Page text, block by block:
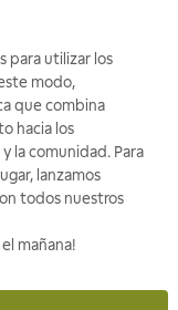
para utilizar los
modo,
que combina
hacia los
la comunidad. Para
lanzamos
todos nuestros
mañana!